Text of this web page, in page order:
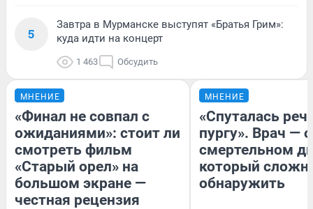
5
Завтра в Мурманске выступят «Братья Грим»:
куда идти на концерт
1 463 Обсудить
МНЕНИЕ
«Финал не совпал с
ожиданиями»: стоит ли
смотреть фильм
«Старый орел» на
большом экране —
честная рецензия
МНЕНИЕ
«Спуталась
пургу». Врач — о
смертельном
который
обнаружить